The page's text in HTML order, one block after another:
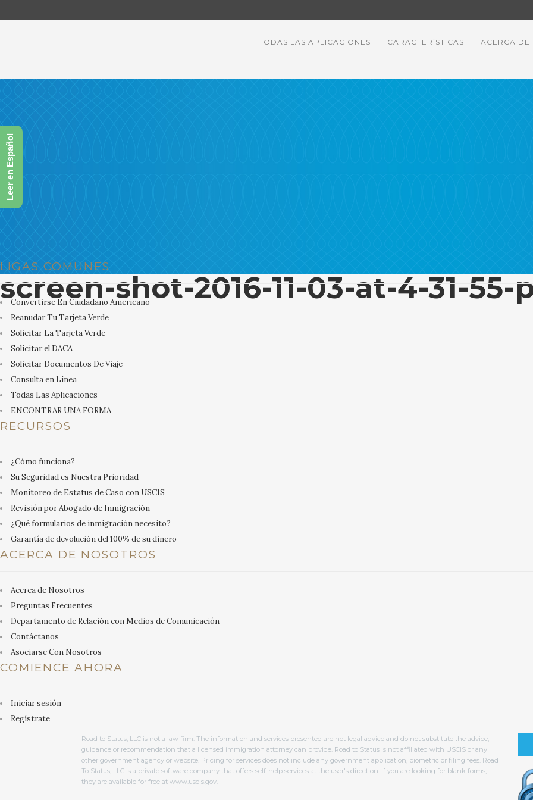
TODAS LAS APLICACIONES CARACTERÍSTICAS ACERCA DE
screen-shot-2016-11-03-at-4-31-55-
screen-shot-2016-11-03-at-4-31-55-
LIGAS COMUNES
Convertirse En Ciudadano Americano
Reanudar Tu Tarjeta Verde
Solicitar La Tarjeta Verde
Solicitar el DACA
Solicitar Documentos De Viaje
Consulta en Línea
Todas Las Aplicaciones
ENCONTRAR UNA FORMA
RECURSOS
¿Cómo funciona?
Su Seguridad es Nuestra Prioridad
Monitoreo de Estatus de Caso con USCIS
Revisión por Abogado de Inmigración
¿Qué formularios de inmigración necesito?
Garantía de devolución del 100% de su dinero
ACERCA DE NOSOTROS
Acerca de Nosotros
Preguntas Frecuentes
Departamento de Relación con Medios de Comunicación
Contáctanos
Asociarse Con Nosotros
COMIENCE AHORA
Iniciar sesión
Regístrate
Road to Status, LLC is not a law firm. The information and services presented are not legal advice and do not substitute the advice,
guidance or recommendation that a licensed immigration attorney can provide. Road to Status is not affiliated with USCIS or any
other government agency or website. Pricing for services does not include any government application, biometric or filing fees. Road
To Status, LLC is a private software company that offers self-help services at the user's direction. If you are looking for blank forms,
they are available for free at www.uscis.gov.
Leer en Español